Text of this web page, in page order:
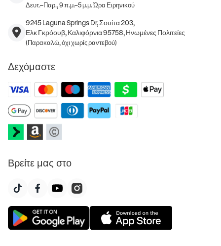
Δευτ.–Παρ., 9 π.μ.–5 μ.μ. Ώρα Ειρηνικού
9245 Laguna Springs Dr, Σουίτα 203,
Ελκ Γκρόουβ, Καλιφόρνια 95758, Ηνωμένες Πολιτείες
(Παρακαλώ, όχι χωρίς ραντεβού)
Δεχόμαστε
Βρείτε μας στο